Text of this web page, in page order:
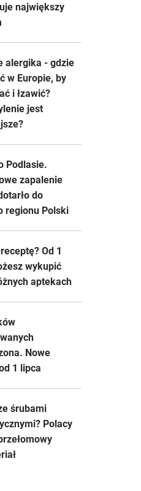
największy
alergika - gdzie
w Europie, by
i łzawić?
jest
Podlasie.
zapalenie
do
regionu Polski
Od 1
wykupić
aptekach
Nowe
1 lipca
śrubami
Polacy